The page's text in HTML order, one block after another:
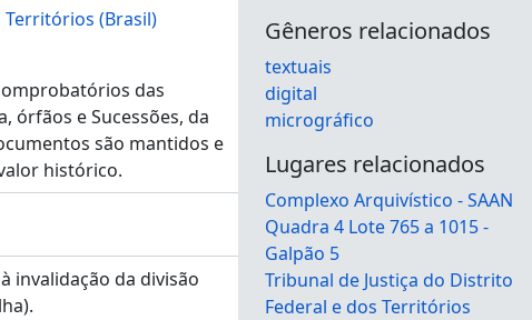
Territórios (Brasil)
das
órfãos e Sucessões, da
são mantidos e
histórico.
invalidação da divisão
Gêneros relacionados
textuais
digital
micrográfico
Lugares relacionados
Complexo Arquivístico - SAAN
Quadra 4 Lote 765 a 1015 -
Galpão 5
Tribunal de Justiça do Distrito
Federal e dos Territórios